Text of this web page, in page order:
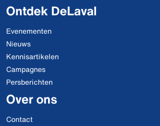
Ontdek DeLaval
Evenementen
Nieuws
Kennisartikelen
Campagnes
Persberichten
Over ons
Contact